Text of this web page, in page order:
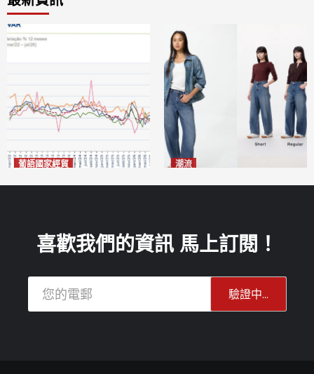
葡語國家經貿 潮流
喜歡我們的資訊 馬上訂閱！